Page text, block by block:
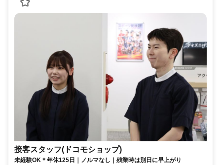
接客スタッフ(ドコモショップ)
未経験OK＊年休125日｜ノルマなし｜残業時は別日に早上がり